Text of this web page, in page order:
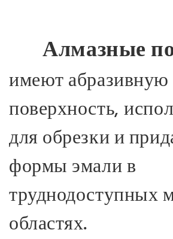
Алмазные
имеют абразивную
поверхность,
для обрезки и
формы эмали в
труднодоступных
областях.